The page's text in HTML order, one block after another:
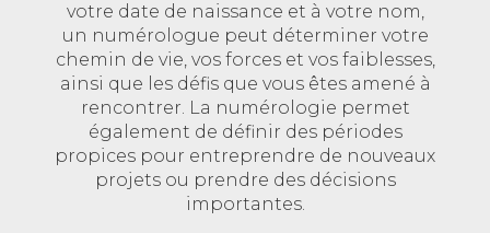
votre date de naissance et à votre nom,
un numérologue peut déterminer votre
chemin de vie, vos forces et vos faiblesses,
ainsi que les défis que vous êtes amené à
rencontrer. La numérologie permet
également de définir des périodes
propices pour entreprendre de nouveaux
projets ou prendre des décisions
importantes.